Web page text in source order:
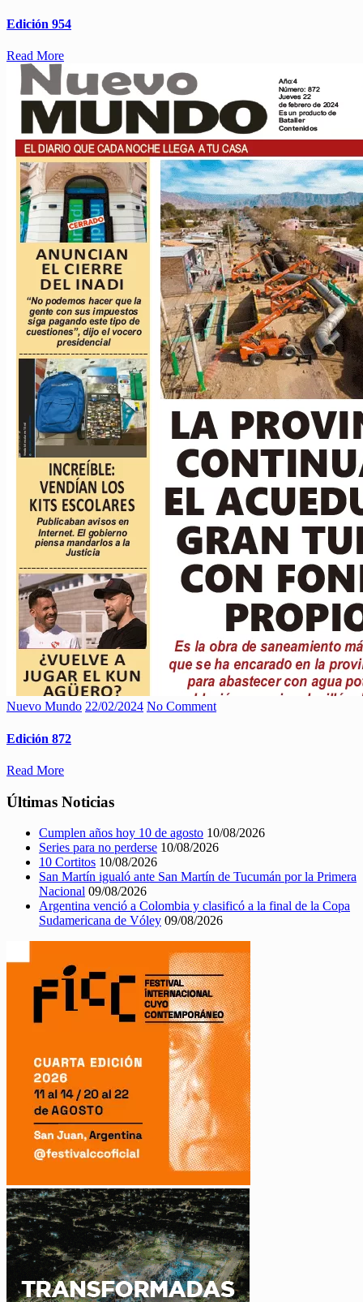
Edición 954
Read More
Nuevo Mundo 22/02/2024 No Comment
Edición 872
Read More
Últimas Noticias
Cumplen años hoy 10 de agosto 10/08/2026
Series para no perderse 10/08/2026
10 Cortitos 10/08/2026
San Martín igualó ante San Martín de Tucumán por la Primera
Nacional 09/08/2026
Argentina venció a Colombia y clasificó a la final de la Copa
Sudamericana de Vóley 09/08/2026